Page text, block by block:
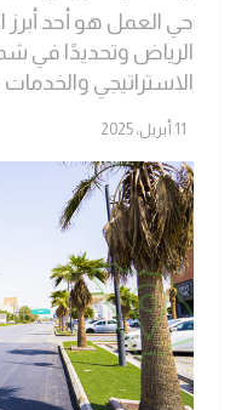
حي العمل هو أحد أبرز
الرياض وتحديدًا في
الاستراتيجي والخدمات
11 أبريل، 2025